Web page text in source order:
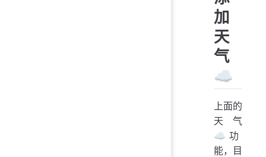
加
天
气
☁️
上面的
天气
☁️功
能，目